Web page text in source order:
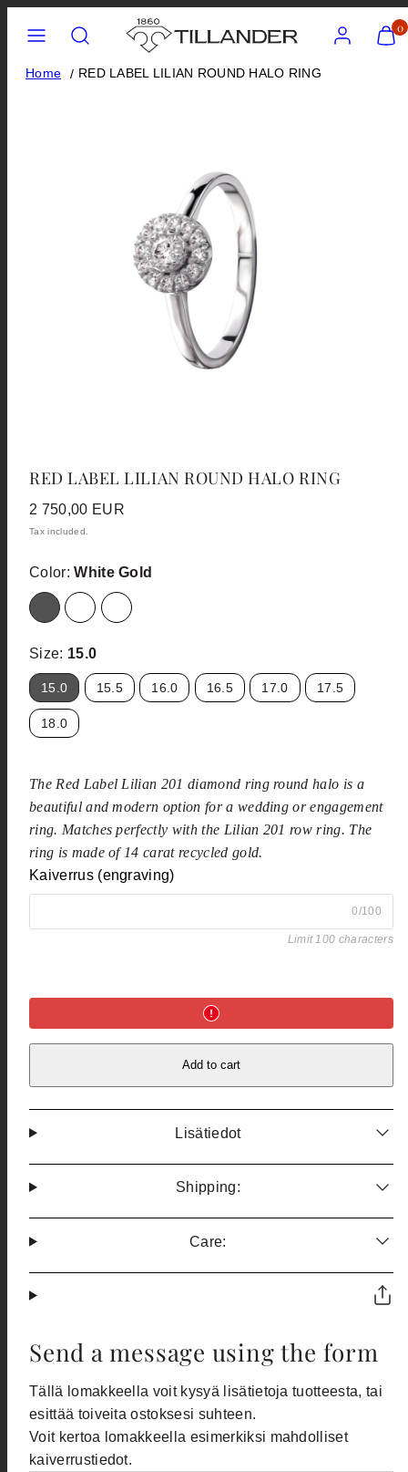
View
my
0
Home RED LABEL LILIAN ROUND HALO RING
RED LABEL LILIAN ROUND HALO RING
Regular
price
2 750,00 EUR
Tax included.
Color:White Gold
White
Gold
Yellow
Gold
Red
Gold
Size: 15.0
15.0 15.5 16.0 16.5 17.0 17.5
18.0
The Red Label Lilian 201 diamond ring round halo is a
beautiful and modern option for a wedding or engagement
ring. Matches perfectly with the Lilian 201 row ring. The
ring is made of 14 carat recycled gold.
Kaiverrus (engraving)
0/100
Limit 100 characters
Add to cart
Lisätiedot
Shipping:
Care:
Send a message using the form
Tällä lomakkeella voit kysyä lisätietoja tuotteesta, tai
esittää toiveita ostoksesi suhteen.
Voit kertoa lomakkeella esimerkiksi mahdolliset
kaiverrustiedot.